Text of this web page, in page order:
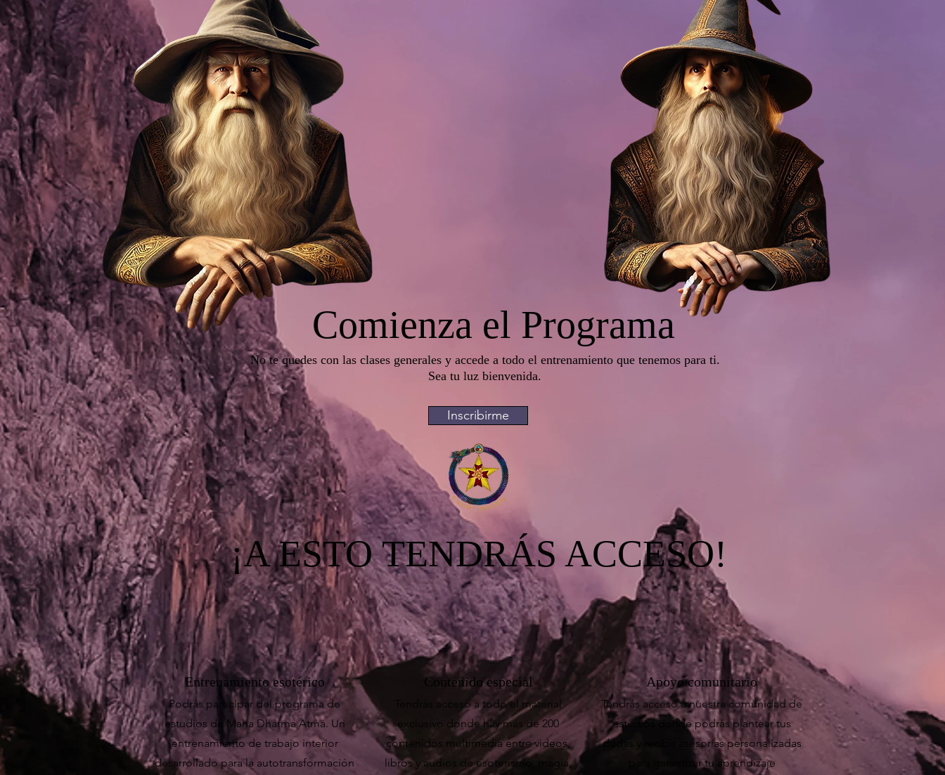
Comienza el Programa
No te quedes con las clases generales y accede a todo el entrenamiento que tenemos para ti.
Sea tu luz bienvenida.
Inscribirme
¡A ESTO TENDRÁS ACCESO!
Entrenamiento esotérico
Podrás participar del programa de
estudios de Maha Dharma Atma. Un
entrenamiento de trabajo interior
desarrollado para la autotransformación
Contenido especial
Tendrás acceso a todo el material
exclusivo donde hay más de 200
contenidos multimedia entre videos,
libros y audios de esoterismo, magia,
Apoyo comunitario
Tendrás acceso a nuestra comunidad de
estudios donde podrás plantear tus
dudas y recibir asesorías personalizadas
para garantizar tu aprendizaje